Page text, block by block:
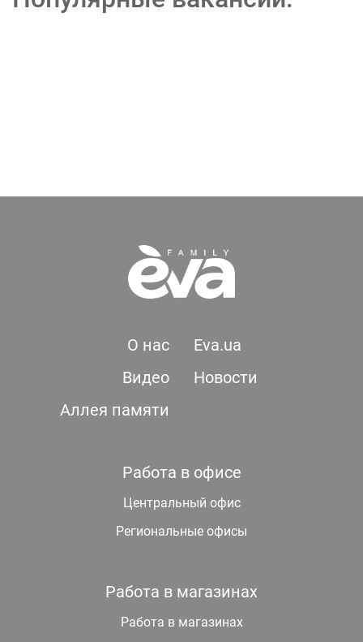
О нас
Eva.ua
Видео
Новости
Аллея памяти
Работа в офисе
Центральный офис
Региональные офисы
Работа в магазинах
Работа в магазинах